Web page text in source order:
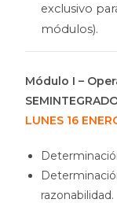
exclusivo
módulos).
Módulo I –
LUNES 16
razonabilidad.